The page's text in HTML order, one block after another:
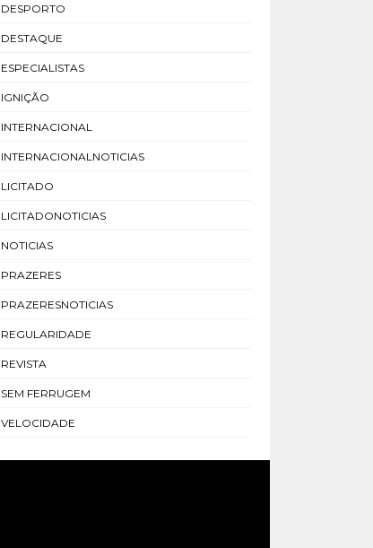
DESPORTO
DESTAQUE
ESPECIALISTAS
IGNIÇÃO
INTERNACIONAL
INTERNACIONALNOTICIAS
LICITADO
LICITADONOTICIAS
NOTICIAS
PRAZERES
PRAZERESNOTICIAS
REGULARIDADE
REVISTA
SEM FERRUGEM
VELOCIDADE